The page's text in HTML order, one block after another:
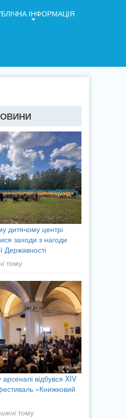
ІНФОРМАЦІЯ
дитячому центрі
заходи з нагоди
Державності
тому
відбувся XIV
«Книжковий
тому